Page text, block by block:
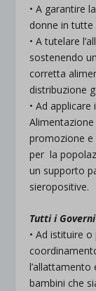
• A garantire
donne in tutte
• A tutelare
sostenendo
corretta
distribuzione
• Ad applicare
promozione e
per la
un supporto
sieropositive.
Tutti i Governi
• Ad istituire
l’allattamento
bambini che